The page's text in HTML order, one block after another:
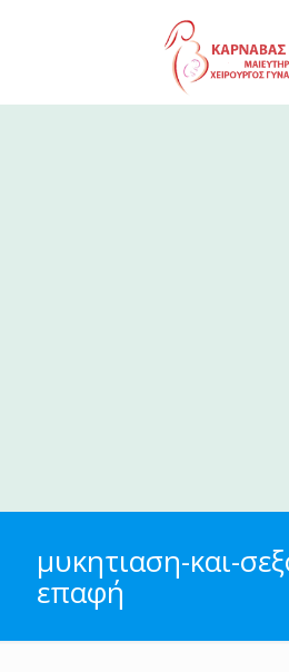
μυκητιαση-και-
επαφή